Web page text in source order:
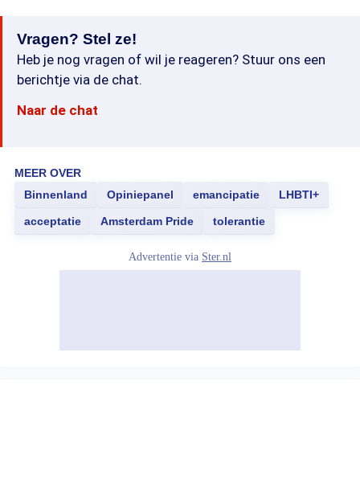
Vragen? Stel ze!
Heb je nog vragen of wil je reageren? Stuur ons een
berichtje via de chat.
Naar de chat
MEER OVER
Binnenland
Opiniepanel emancipatie LHBTI+
acceptatie Amsterdam Pride tolerantie
Advertentie via Ster.nl